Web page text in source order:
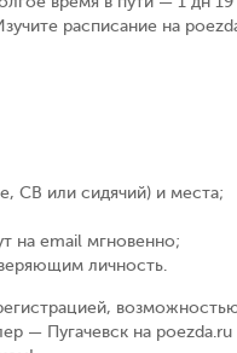
расписание на
СВ или сидячий) и места;
на email мгновенно;
личность.
— Пугачевск на poezda.ru